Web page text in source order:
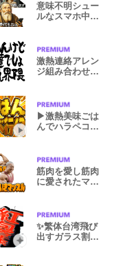
意味不明シュー
ルなスマホ中毒
激熱連絡アレン
ジ組み合わせる
▶激熱美味ごは
んでハラペコを
筋肉を愛し筋肉
に愛されたマッ
✨繁体台湾飛び
出すガラス割れ